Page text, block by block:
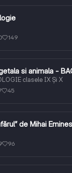
149
si animala -
clasele IX Şi X
45
română
de Mihai
96